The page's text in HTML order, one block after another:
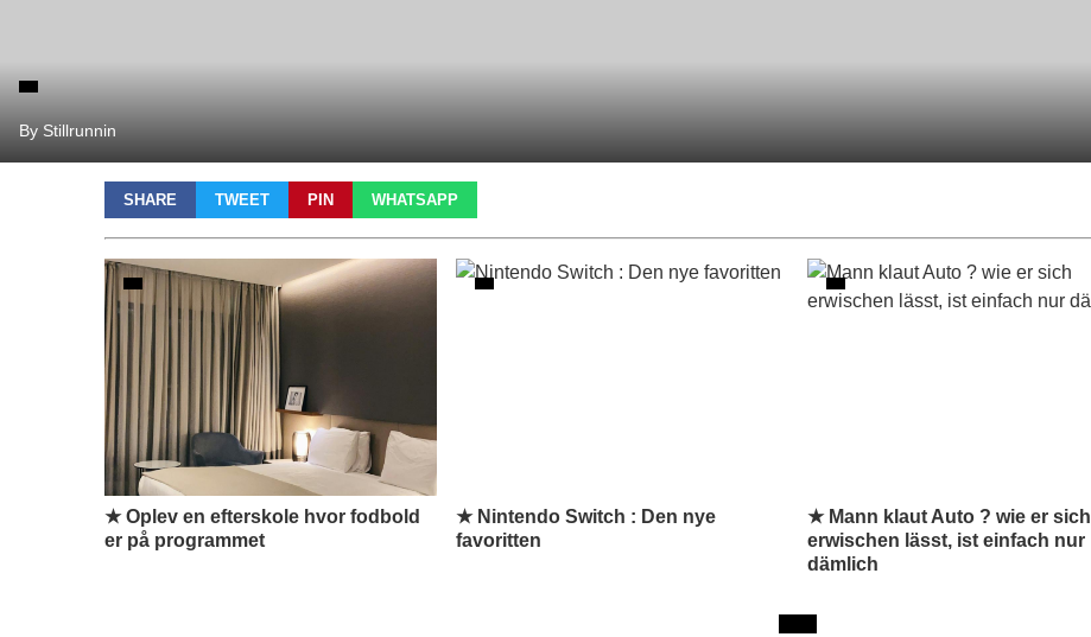
By Stillrunnin
SHARE TWEET PIN WHATSAPP
★ Oplev en efterskole hvor fodbold
er på programmet
★ Nintendo Switch : Den nye
favoritten
★ Mann klaut Auto ? wie er sich
erwischen lässt, ist einfach nur
dämlich